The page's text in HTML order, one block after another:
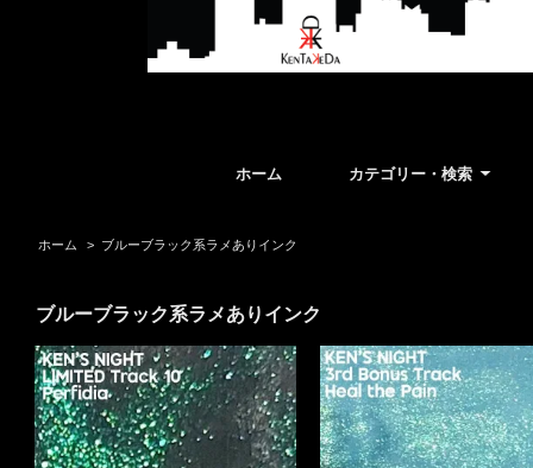
ホーム カテゴリー・検索
ホーム > ブルーブラック系ラメありインク
ブルーブラック系ラメありインク